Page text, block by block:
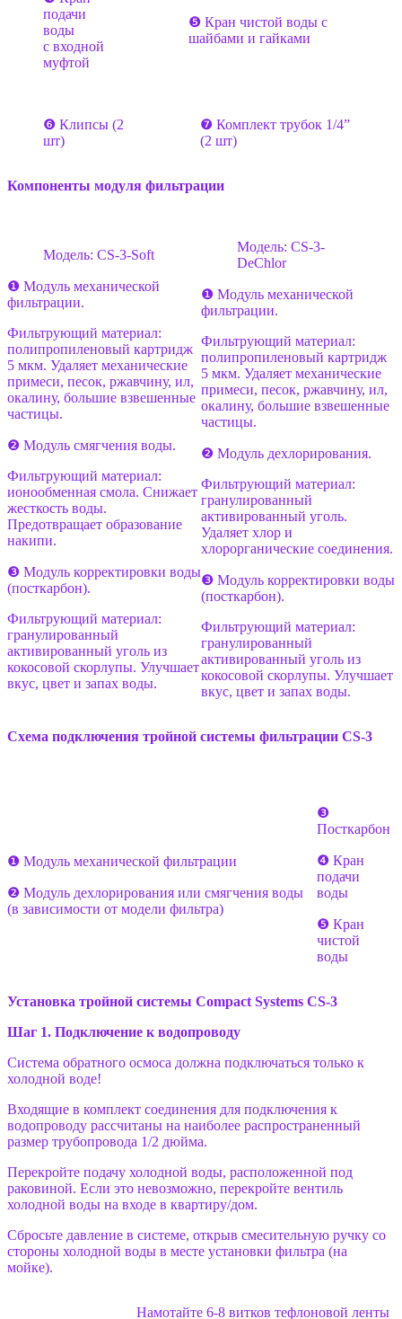
подачи
воды
с входной
муфтой
❺ Кран чистой воды с
шайбами и гайками
❻ Клипсы (2
шт)
❼ Комплект трубок 1/4”
(2 шт)
Компоненты модуля фильтрации
Модель: CS-3-Soft
❶ Модуль механической
фильтрации.
Фильтрующий материал:
полипропиленовый картридж
5 мкм. Удаляет механические
примеси, песок, ржавчину, ил,
окалину, большие взвешенные
частицы.
❷ Модуль смягчения воды.
Фильтрующий материал:
ионообменная смола. Снижает
жесткость воды.
Предотвращает образование
накипи.
❸ Модуль корректировки воды
(посткарбон).
Фильтрующий материал:
гранулированный
активированный уголь из
кокосовой скорлупы. Улучшает
вкус, цвет и запах воды.
Модель: CS-3-
DeChlor
❶ Модуль механической
фильтрации.
Фильтрующий материал:
полипропиленовый картридж
5 мкм. Удаляет механические
примеси, песок, ржавчину, ил,
окалину, большие взвешенные
частицы.
❷ Модуль дехлорирования.
Фильтрующий материал:
гранулированный
активированный уголь.
Удаляет хлор и
хлорорганические соединения.
❸ Модуль корректировки воды
(посткарбон).
Фильтрующий материал:
гранулированный
активированный уголь из
кокосовой скорлупы. Улучшает
вкус, цвет и запах воды.
Схема подключения тройной системы фильтрации CS-3
❶ Модуль механической фильтрации
❷ Модуль дехлорирования или смягчения воды
(в зависимости от модели фильтра)
❸
Посткарбон
❹ Кран
подачи
воды
❺ Кран
чистой
воды
Установка тройной системы Compact Systems CS-3
Шаг 1. Подключение к водопроводу
Система обратного осмоса должна подключаться только к
холодной воде!
Входящие в комплект соединения для подключения к
водопроводу рассчитаны на наиболее распространенный
размер трубопровода 1/2 дюйма.
Перекройте подачу холодной воды, расположенной под
раковиной. Если это невозможно, перекройте вентиль
холодной воды на входе в квартиру/дом.
Сбросьте давление в системе, открыв смесительную ручку со
стороны холодной воды в месте установки фильтра (на
мойке).
Намотайте 6-8 витков тефлоновой ленты